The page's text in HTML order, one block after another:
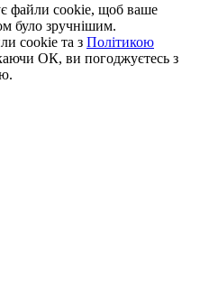
файли cookie, щоб ваше
було зручнішим.
cookie та з Політикою
ОК, ви погоджуєтесь з